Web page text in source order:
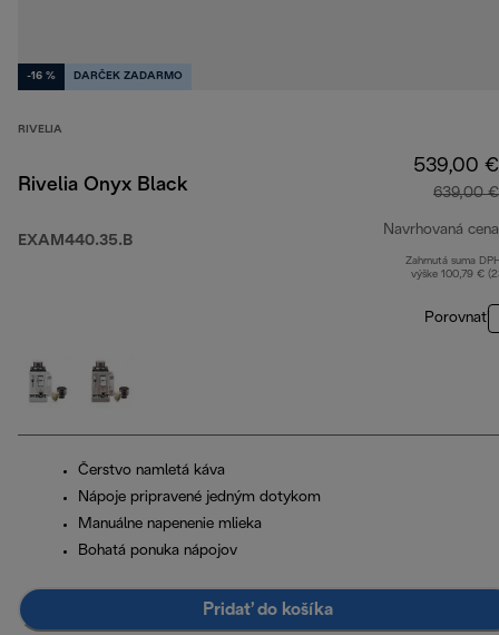
-16 % DARČEK ZADARMO
RIVELIA
Rivelia Onyx Black
EXAM440.35.B
539,00 €
639,00 €
Navrhovaná cena
Zahrnutá suma
výške 100,79 €
Porovnať
Čerstvo namletá káva
Nápoje pripravené jedným dotykom
Manuálne napenenie mlieka
Bohatá ponuka nápojov
Pridať do košíka